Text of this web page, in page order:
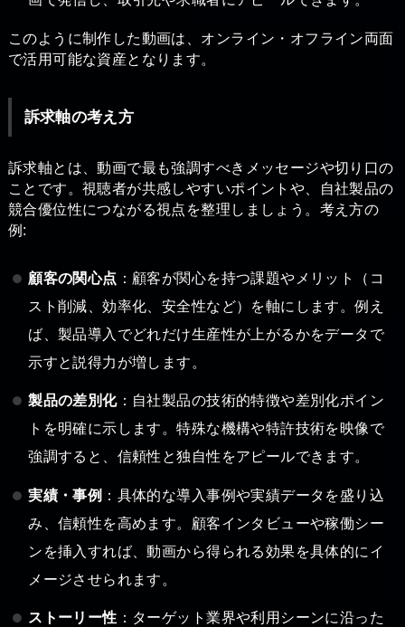
このように制作した動画は、オンライン・オフライン両面
で活用可能な資産となります。
訴求軸の考え方
訴求軸とは、動画で最も強調すべきメッセージや切り口の
ことです。視聴者が共感しやすいポイントや、自社製品の
競合優位性につながる視点を整理しましょう。考え方の
例:
顧客の関心点 ：顧客が関心を持つ課題やメリット（コ
スト削減、効率化、安全性など）を軸にします。例え
ば、製品導入でどれだけ生産性が上がるかをデータで
示すと説得力が増します。
製品の差別化：自社製品の技術的特徴や差別化ポイン
トを明確に示します。特殊な機構や特許技術を映像で
強調すると、信頼性と独自性をアピールできます。
実績・事例 ：具体的な導入事例や実績データを盛り込
み、信頼性を高めます。顧客インタビューや稼働シー
ンを挿入すれば、動画から得られる効果を具体的にイ
メージさせられます。
ストーリー性 ：ターゲット業界や利用シーンに沿った